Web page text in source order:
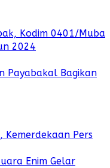
Kodim 0401/Muba
2024
Payabakal Bagikan
Pers
Enim Gelar